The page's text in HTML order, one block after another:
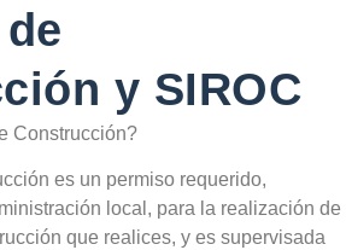
y SIROC
Construcción?
es un permiso requerido,
local, para la realización de
que realices, y es supervisada